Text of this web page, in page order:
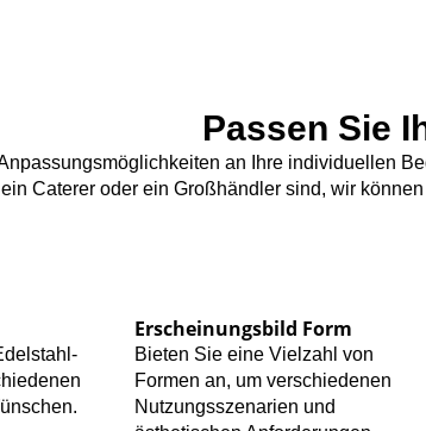
Passen Sie
an Ihre individuellen
Caterer oder ein Großhändler sind, wir
Erscheinungsbild Form
Bieten Sie eine Vielzahl von
Formen an, um verschiedenen
Nutzungsszenarien und